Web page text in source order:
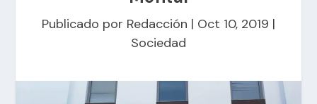
Publicado por Redacción | Oct 10, 2019 |
Sociedad